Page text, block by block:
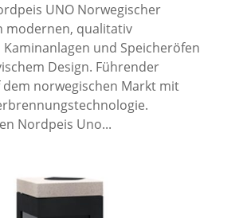
UNO Norwegischer
modernen, qualitativ
und Speicheröfen
Design. Führender
norwegischen Markt mit
Nordpeis Uno...